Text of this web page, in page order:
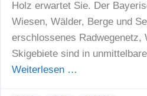
Holz erwartet Sie. Der
Wiesen, Wälder, Berge und
erschlossenes Radwegenetz,
Skigebiete sind in
Weiterlesen …